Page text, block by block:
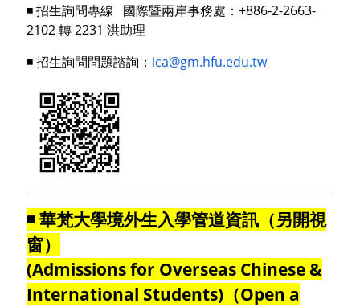
◾ 招生詢問專線 國際暨兩岸事務處：+886-2-2663-
2102 轉 2231 洪助理
◾ 招生詢問問題諮詢： ica@gm.hfu.edu.tw
◾ 華梵大學境外生入學管道資訊（另開視
窗）
(Admissions for Overseas Chinese &
International Students)（Open a